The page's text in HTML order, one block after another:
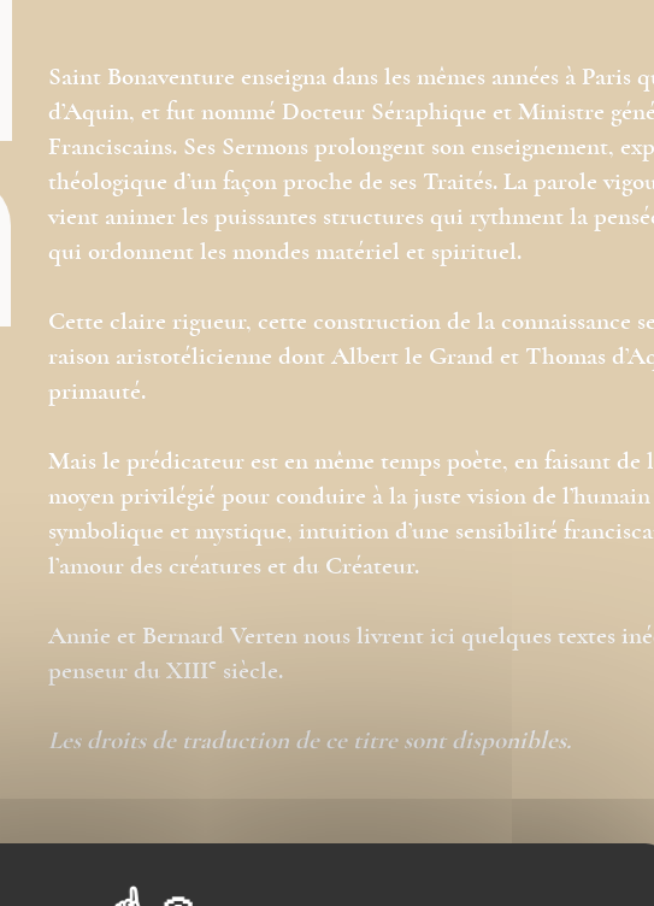
Saint Bonaventure enseigna dans les mêmes années à Paris
d’Aquin, et fut nommé Docteur Séraphique et Ministre
Franciscains. Ses Sermons prolongent son enseignement,
théologique d’un façon proche de ses Traités. La parole
vient animer les puissantes structures qui rythment la
qui ordonnent les mondes matériel et spirituel.
Cette claire rigueur, cette construction de la connaissance
raison aristotélicienne dont Albert le Grand et Thomas
primauté.
Mais le prédicateur est en même temps poète, en faisant de
moyen privilégié pour conduire à la juste vision de
symbolique et mystique, intuition d’une sensibilité
l’amour des créatures et du Créateur.
Annie et Bernard Verten nous livrent ici quelques textes
penseur du XIIIe siècle.
Les droits de traduction de ce titre sont disponibles.
Nos ePubs sont des versions adaptées aux
prenant en charge le format ePub de type